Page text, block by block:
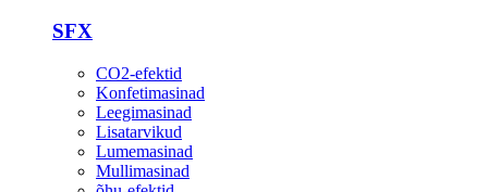
SFX
CO2-efektid
Konfetimasinad
Leegimasinad
Lisatarvikud
Lumemasinad
Mullimasinad